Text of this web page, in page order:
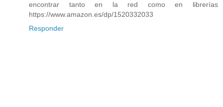
encontrar tanto en la red como en librerías
https://www.amazon.es/dp/1520332033
Responder